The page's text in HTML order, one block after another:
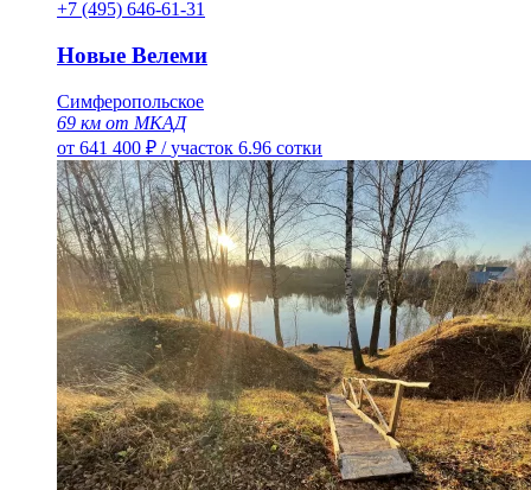
+7 (495) 646-61-31
Новые Велеми
Симферопольское
69 км от МКАД
от 641 400 ₽ /участок 6.96 сотки